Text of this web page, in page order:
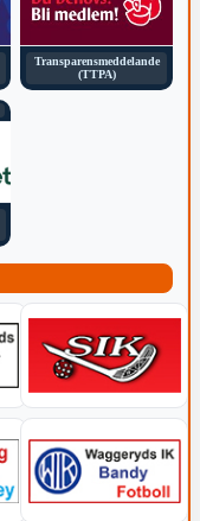
Transparensmeddelande
(TTPA)